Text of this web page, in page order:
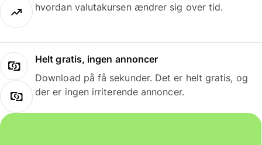
hvordan valutakursen ændrer sig over tid.
Helt gratis, ingen annoncer
Download på få sekunder. Det er helt gratis, og
der er ingen irriterende annoncer.